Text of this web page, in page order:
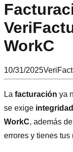
WorkC
10/31/2025
La facturación ya
se exige
WorkC, además de
errores y tienes tus